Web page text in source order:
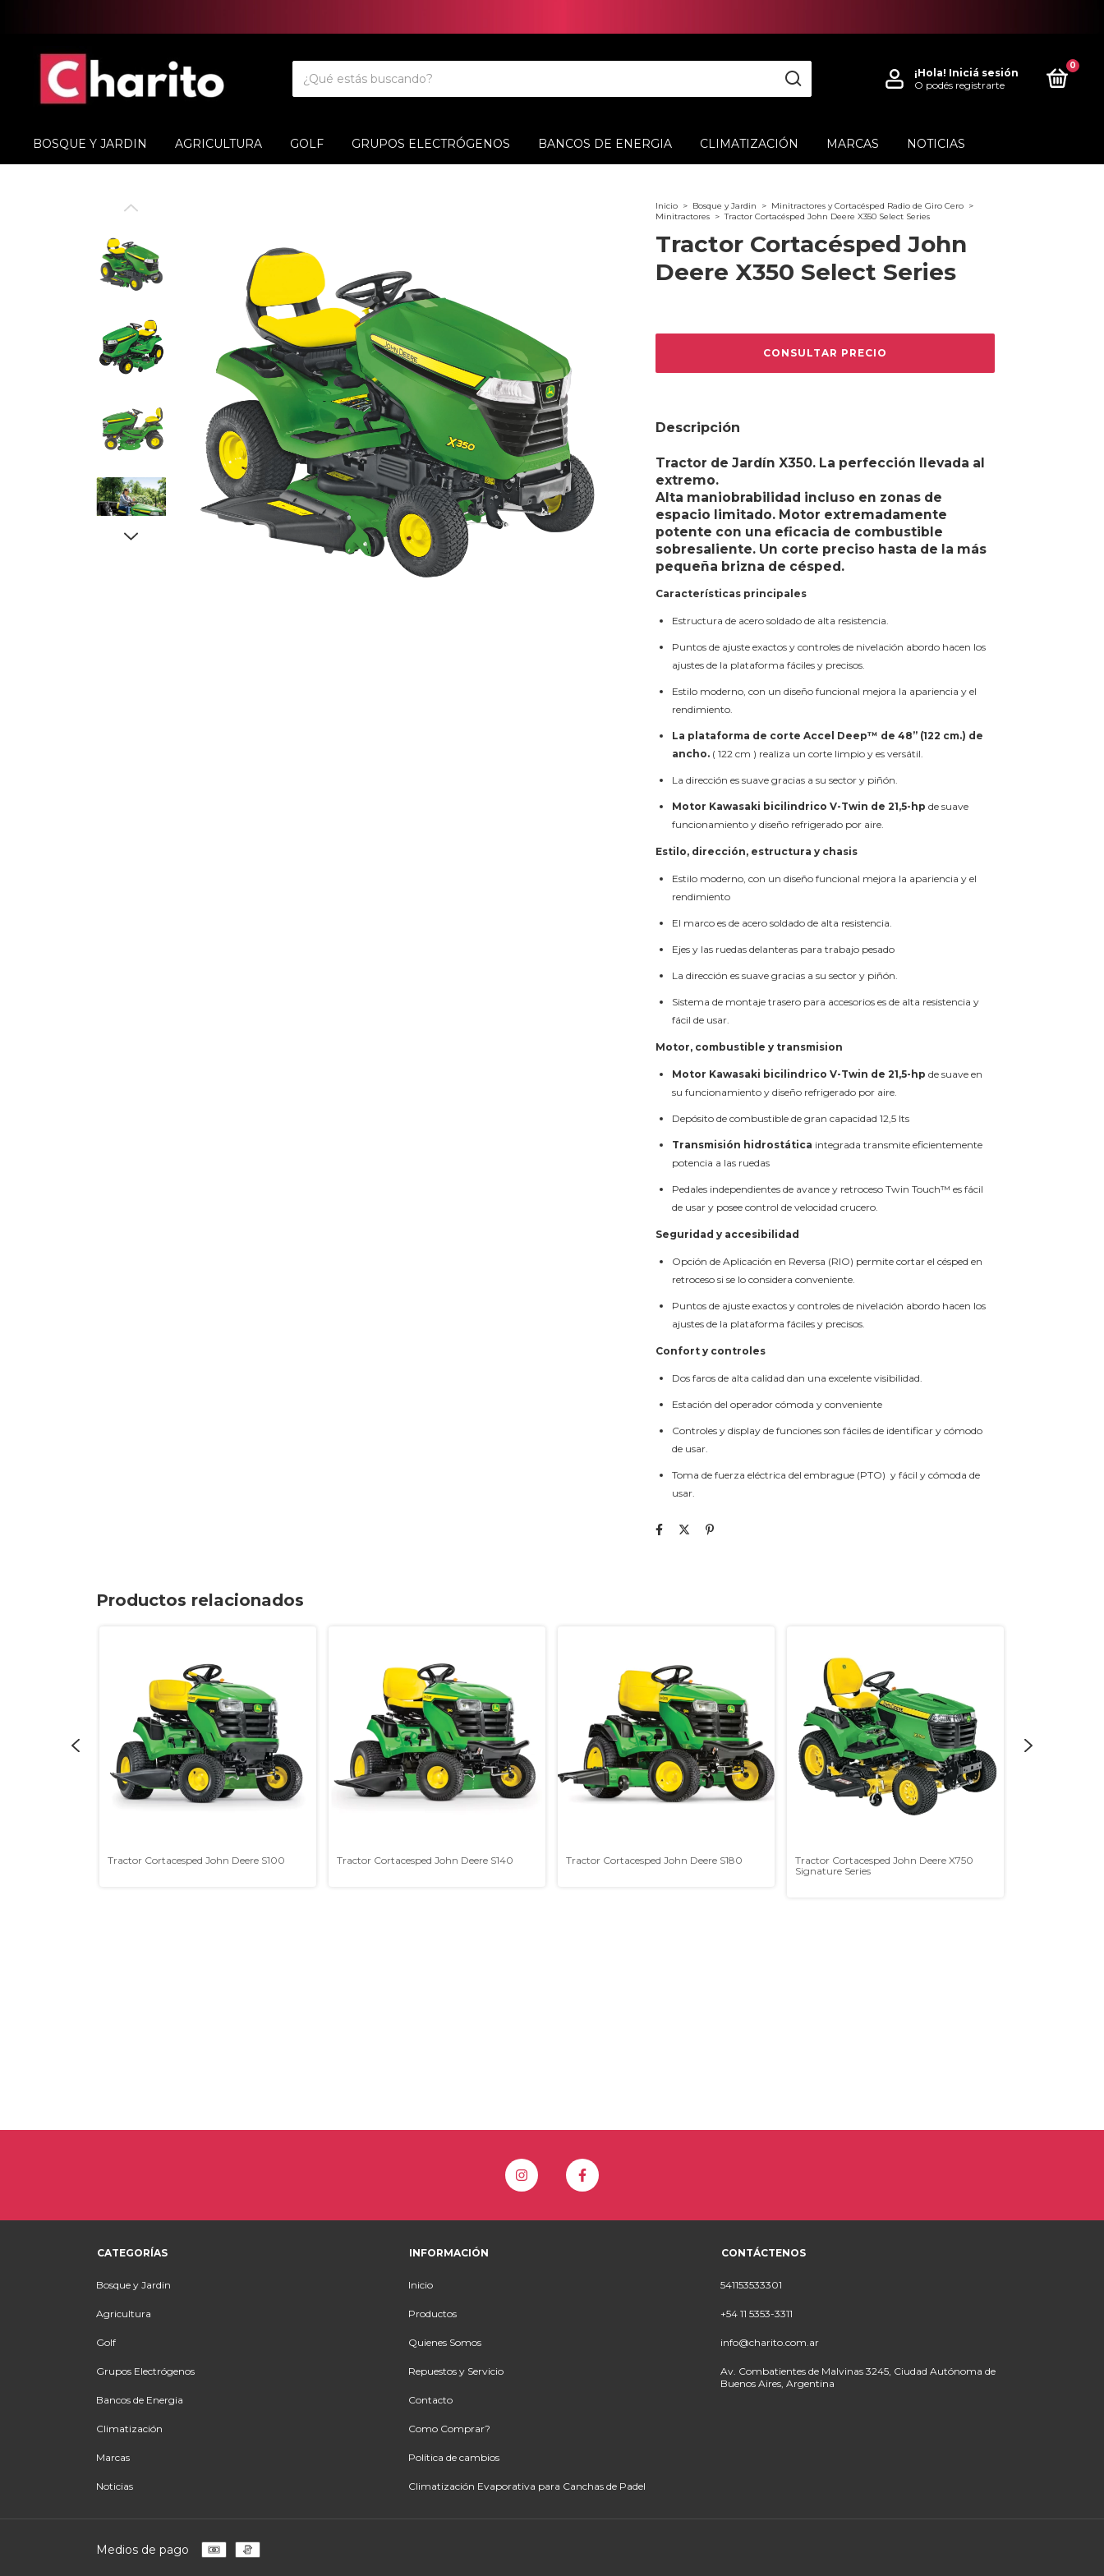
¡Hola! Iniciá sesión
O podés registrarte
0
BOSQUE Y JARDIN AGRICULTURA GOLF GRUPOS ELECTRÓGENOS BANCOS DE ENERGIA CLIMATIZACIÓN MARCAS NOTICIAS
Inicio > Bosque y Jardin > Minitractores y Cortacésped Radio de Giro Cero >
Minitractores > Tractor Cortacésped John Deere X350 Select Series
Tractor Cortacésped John
Deere X350 Select Series
Descripción
Tractor de Jardín X350. La perfección llevada al
extremo.
Alta maniobrabilidad incluso en zonas de
espacio limitado. Motor extremadamente
potente con una eficacia de combustible
sobresaliente. Un corte preciso hasta de la más
pequeña brizna de césped.
Características principales
Estructura de acero soldado de alta resistencia.
Puntos de ajuste exactos y controles de nivelación abordo hacen los
ajustes de la plataforma fáciles y precisos.
Estilo moderno, con un diseño funcional mejora la apariencia y el
rendimiento.
La plataforma de corte Accel Deep™ de 48” (122 cm.) de
ancho. ( 122 cm ) realiza un corte limpio y es versátil.
La dirección es suave gracias a su sector y piñón.
Motor Kawasaki bicilindrico V-Twin de 21,5-hp de suave
funcionamiento y diseño refrigerado por aire.
Estilo, dirección, estructura y chasis
Estilo moderno, con un diseño funcional mejora la apariencia y el
rendimiento
El marco es de acero soldado de alta resistencia.
Ejes y las ruedas delanteras para trabajo pesado
La dirección es suave gracias a su sector y piñón.
Sistema de montaje trasero para accesorios es de alta resistencia y
fácil de usar.
Motor, combustible y transmision
Motor Kawasaki bicilindrico V-Twin de 21,5-hp de suave en
su funcionamiento y diseño refrigerado por aire.
Depósito de combustible de gran capacidad 12,5 lts
Transmisión hidrostática integrada transmite eficientemente
potencia a las ruedas
Pedales independientes de avance y retroceso Twin Touch™ es fácil
de usar y posee control de velocidad crucero.
Seguridad y accesibilidad
Opción de Aplicación en Reversa (RIO) permite cortar el césped en
retroceso si se lo considera conveniente.
Puntos de ajuste exactos y controles de nivelación abordo hacen los
ajustes de la plataforma fáciles y precisos.
Confort y controles
Dos faros de alta calidad dan una excelente visibilidad.
Estación del operador cómoda y conveniente
Controles y display de funciones son fáciles de identificar y cómodo
de usar.
Toma de fuerza eléctrica del embrague (PTO) y fácil y cómoda de
usar.
Productos relacionados
Tractor Cortacesped John Deere S100 Tractor Cortacesped John Deere S140 Tractor Cortacesped John Deere S180
Tractor Cortacesped John Deere X750
Signature Series
CATEGORÍAS
Bosque y Jardin
Agricultura
Golf
Grupos Electrógenos
Bancos de Energia
Climatización
Marcas
Noticias
INFORMACIÓN
Inicio
Productos
Quienes Somos
Repuestos y Servicio
Contacto
Como Comprar?
Política de cambios
Climatización Evaporativa para Canchas de Padel
CONTÁCTENOS
541153533301
+54 11 5353-3311
info@charito.com.ar
Av. Combatientes de Malvinas 3245, Ciudad Autónoma de
Buenos Aires, Argentina
Medios de pago